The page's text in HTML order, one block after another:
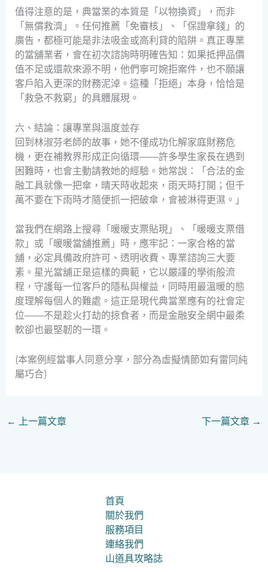
值得注意的是，典當業的本質是「以物換資」，而非
「無償救濟」。任何推薦「免審核」、「保證拿錢」的
廣告，都極可能是非法吸金或高利貸的陷阱。真正專業
的當舖業者，會在初次諮詢時明確告知：如果抵押品價
值不足或還款來源不明，他們寧可婉拒案件，也不願讓
客戶陷入更深的財務泥淖。這種「拒絕」本身，恰恰是
「救急不救窮」的具體展現。
六、結論：讓專業與溫度並存
回到林淑芬老師的故事，她不僅成功化解家庭財務危
機，更在補教界形成正向循環——許多學生家長在遇到
困難時，也會主動請教她的經驗。她常說：「合法的金
融工具就像一把傘，晴天時收起來，雨天時打開；但千
萬不要在下雨時才隨便抓一把破傘，會被淋得更濕。」
當我們在網路上搜尋「暖暖支票貼現」、「暖暖支票借
款」或「暖暖當舖推薦」時，應牢記：一家合格的當
舖，必定具備政府許可、透明收費、專業諮詢三大要
素。星光當舖正是這樣的典範，它以嚴謹的學術般流
程，守護每一位客戶的隱私與權益，同時用最溫暖的態
度理解每個人的難處。這正是現代典當業應有的社會定
位——不是趁火打劫的掠食者，而是金融安全網中最柔
軟卻也最堅韌的一環。
(本案例經當事人同意分享，部分為虛擬情節如有雷同純
屬巧合)
← 上一篇文章 下一篇文章 →
首頁
關於我們
服務項目
連絡我們
山道具攻略誌